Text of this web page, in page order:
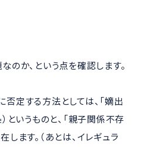
のか、という点を確認します。
定する方法としては、「嫡出
というものと、「親子関係不存
ます。（あとは、イレギュラ